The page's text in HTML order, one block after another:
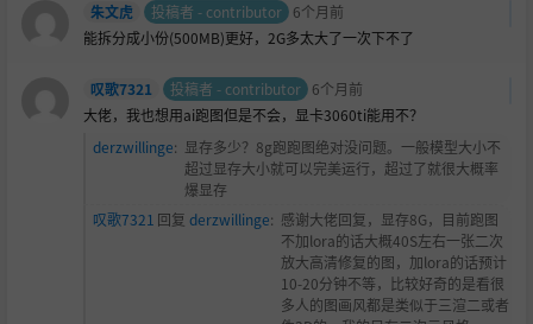
朱文虎 投稿者 - contributor 6个月前
能拆分成小份(500MB)更好，2G多太大了一次下不了
叹歌7321 投稿者 - contributor 6个月前
大佬，我也想用ai跑图但是不会，显卡3060ti能用不？
derzwillinge: 显存多少？8g跑跑图绝对没问题。一般模型大小不
超过显存大小就可以完美运行，超过了就很大概率
爆显存
叹歌7321 回复 derzwillinge: 感谢大佬回复，显存8G，目前跑图
不加lora的话大概40S左右一张二次
放大高清修复的图，加lora的话预计
10-20分钟不等，比较好奇的是看很
多人的图画风都是类似于三渲二或者